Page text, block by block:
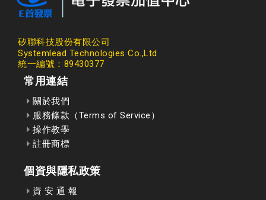
矽聯科技股份有限公司
Systemlead Technologies Co.,Ltd
統一編號：89430377
常用連結
關於我們
服務條款（Terms of Service）
操作教學
註冊商標
個資與隱私政策
資 安 通 報